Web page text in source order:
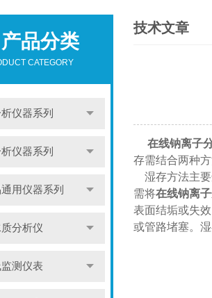
产品分类
CATEGORY
仪器系列
仪器系列
用仪器系列
分析仪
测仪表
技术文章
在线钠离子
存需结合两种
湿存方法主要
需将在线钠离
表面结垢或失
或管路堵塞。